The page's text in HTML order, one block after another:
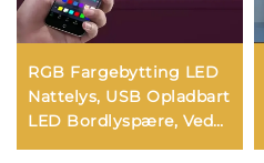
RGB Fargebytting LED
Nattelys, USB Opladbart
LED Bordlyspære, Ved
siden av Sengen Lys for